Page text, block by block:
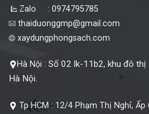
Zalo : 0974795785
thaiduonggmp@gmail.com
xaydungphongsach.com
Hà Nội : Số 02 lk-11b2, khu đô
Hà Nội.
Tp HCM : 12/4 Phạm Thị Nghỉ, Ấp